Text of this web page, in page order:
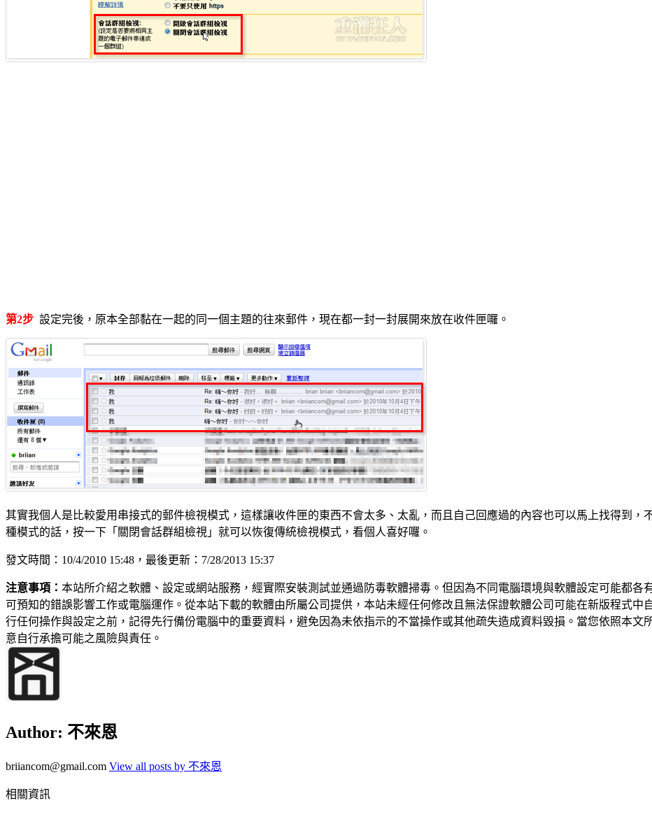
第2步 設定完後，原本全部黏在一起的同一個主題的往來郵件，現在都一封一封展開來放在收件匣囉。
其實我個人是比較愛用串接式的郵件檢視模式，這樣讓收件匣的東西不會太多、太亂，而且自己回應過的內容也可以馬上找得到
種模式的話，按一下「關閉會話群組檢視」就可以恢復傳統檢視模式，看個人喜好囉。
發文時間：10/4/2010 15:48，最後更新：7/28/2013 15:37
注意事項： 本站所介紹之軟體、設定或網站服務，經實際安裝測試並通過防毒軟體掃毒。但因為不同電腦環境與軟體設定可能都
可預知的錯誤影響工作或電腦運作。從本站下載的軟體由所屬公司提供，本站未經任何修改且無法保證軟體公司可能在新版程式
行任何操作與設定之前，記得先行備份電腦中的重要資料，避免因為未依指示的不當操作或其他疏失造成資料毀損。當您依照本文
意自行承擔可能之風險與責任。
Author: 不來恩
briiancom@gmail.com View all posts by 不來恩
相關資訊